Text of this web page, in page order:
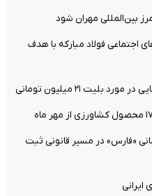
بین‌المللی مهران شود
اجتماعی فولاد مبارکه با هدف
۲۱ میلیون تومانی
میلیارد تومانی «فارس» در مسیر قانونی ثبت
ایرانی